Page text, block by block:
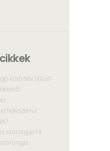
kötődési stílus?
fejleszteni?
szorongás? II.